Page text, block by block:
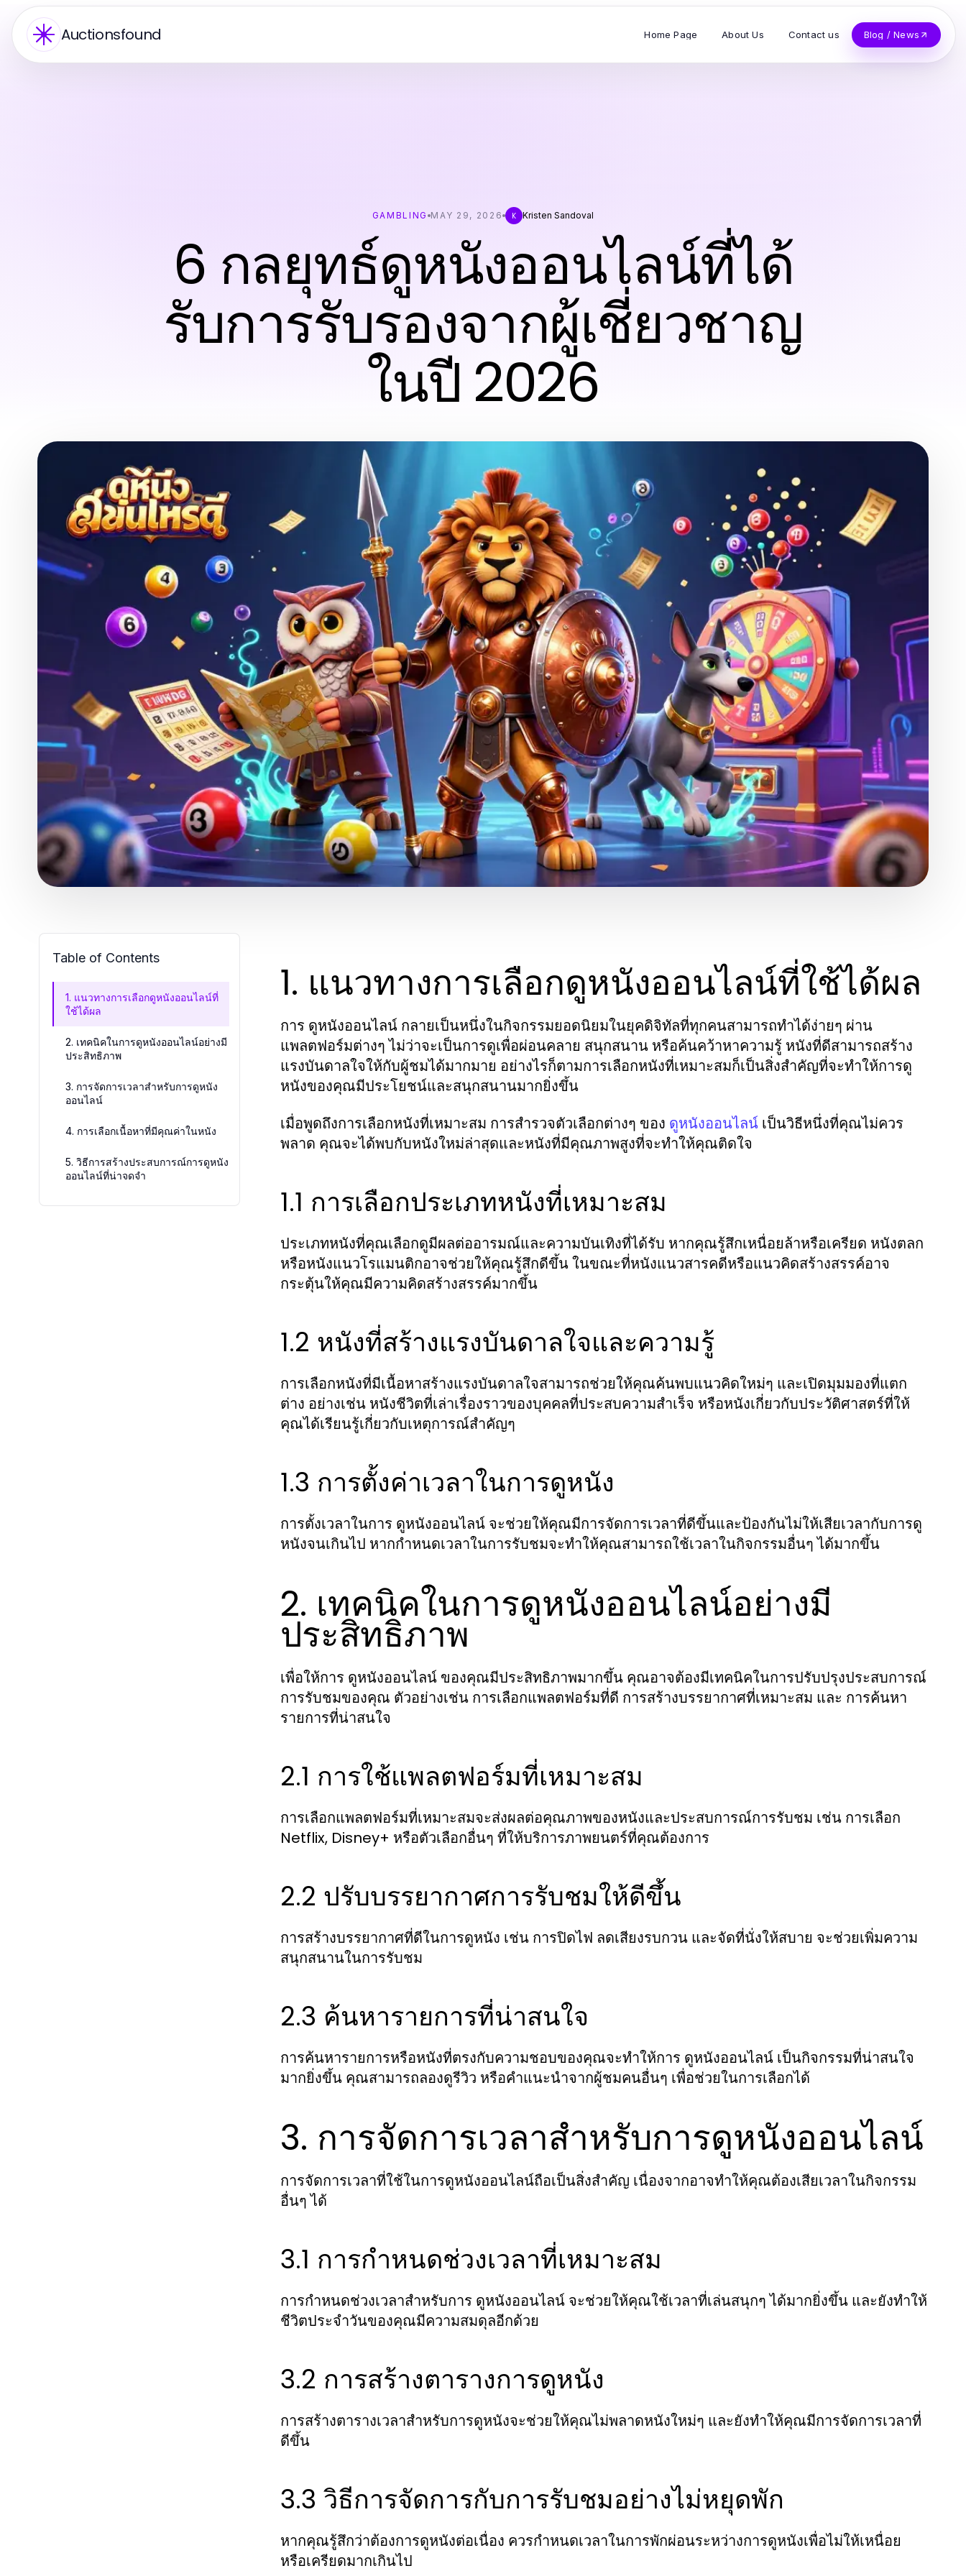
Auctionsfound Home Page About Us Contact us Blog / News
GAMBLING MAY 29, 2026 K Kristen Sandoval
6 กลยุทธ์ดูหนังออนไลน์ที่ได้
รับการรับรองจากผู้เชี่ยวชาญ
ในปี 2026
Table of Contents
1. แนวทางการเลือกดูหนังออนไลน์ที่
ใช้ได้ผล
2. เทคนิคในการดูหนังออนไลน์อย่างมี
ประสิทธิภาพ
3. การจัดการเวลาสำหรับการดูหนัง
ออนไลน์
4. การเลือกเนื้อหาที่มีคุณค่าในหนัง
5. วิธีการสร้างประสบการณ์การดูหนัง
ออนไลน์ที่น่าจดจำ
1. แนวทางการเลือกดูหนังออนไลน์ที่ใช้ได้ผล
การ ดูหนังออนไลน์ กลายเป็นหนึ่งในกิจกรรมยอดนิยมในยุคดิจิทัลที่ทุกคนสามารถทำได้ง่ายๆ ผ่าน
แพลตฟอร์มต่างๆ ไม่ว่าจะเป็นการดูเพื่อผ่อนคลาย สนุกสนาน หรือค้นคว้าหาความรู้ หนังที่ดีสามารถสร้าง
แรงบันดาลใจให้กับผู้ชมได้มากมาย อย่างไรก็ตามการเลือกหนังที่เหมาะสมก็เป็นสิ่งสำคัญที่จะทำให้การดู
หนังของคุณมีประโยชน์และสนุกสนานมากยิ่งขึ้น
เมื่อพูดถึงการเลือกหนังที่เหมาะสม การสำรวจตัวเลือกต่างๆ ของ ดูหนังออนไลน์ เป็นวิธีหนึ่งที่คุณไม่ควร
พลาด คุณจะได้พบกับหนังใหม่ล่าสุดและหนังที่มีคุณภาพสูงที่จะทำให้คุณติดใจ
1.1 การเลือกประเภทหนังที่เหมาะสม
ประเภทหนังที่คุณเลือกดูมีผลต่ออารมณ์และความบันเทิงที่ได้รับ หากคุณรู้สึกเหนื่อยล้าหรือเครียด หนังตลก
หรือหนังแนวโรแมนติกอาจช่วยให้คุณรู้สึกดีขึ้น ในขณะที่หนังแนวสารคดีหรือแนวคิดสร้างสรรค์อาจ
กระตุ้นให้คุณมีความคิดสร้างสรรค์มากขึ้น
1.2 หนังที่สร้างแรงบันดาลใจและความรู้
การเลือกหนังที่มีเนื้อหาสร้างแรงบันดาลใจสามารถช่วยให้คุณค้นพบแนวคิดใหม่ๆ และเปิดมุมมองที่แตก
ต่าง อย่างเช่น หนังชีวิตที่เล่าเรื่องราวของบุคคลที่ประสบความสำเร็จ หรือหนังเกี่ยวกับประวัติศาสตร์ที่ให้
คุณได้เรียนรู้เกี่ยวกับเหตุการณ์สำคัญๆ
1.3 การตั้งค่าเวลาในการดูหนัง
การตั้งเวลาในการ ดูหนังออนไลน์ จะช่วยให้คุณมีการจัดการเวลาที่ดีขึ้นและป้องกันไม่ให้เสียเวลากับการดู
หนังจนเกินไป หากกำหนดเวลาในการรับชมจะทำให้คุณสามารถใช้เวลาในกิจกรรมอื่นๆ ได้มากขึ้น
2. เทคนิคในการดูหนังออนไลน์อย่างมี
ประสิทธิภาพ
เพื่อให้การ ดูหนังออนไลน์ ของคุณมีประสิทธิภาพมากขึ้น คุณอาจต้องมีเทคนิคในการปรับปรุงประสบการณ์
การรับชมของคุณ ตัวอย่างเช่น การเลือกแพลตฟอร์มที่ดี การสร้างบรรยากาศที่เหมาะสม และ การค้นหา
รายการที่น่าสนใจ
2.1 การใช้แพลตฟอร์มที่เหมาะสม
การเลือกแพลตฟอร์มที่เหมาะสมจะส่งผลต่อคุณภาพของหนังและประสบการณ์การรับชม เช่น การเลือก
Netflix, Disney+ หรือตัวเลือกอื่นๆ ที่ให้บริการภาพยนตร์ที่คุณต้องการ
2.2 ปรับบรรยากาศการรับชมให้ดีขึ้น
การสร้างบรรยากาศที่ดีในการดูหนัง เช่น การปิดไฟ ลดเสียงรบกวน และจัดที่นั่งให้สบาย จะช่วยเพิ่มความ
สนุกสนานในการรับชม
2.3 ค้นหารายการที่น่าสนใจ
การค้นหารายการหรือหนังที่ตรงกับความชอบของคุณจะทำให้การ ดูหนังออนไลน์ เป็นกิจกรรมที่น่าสนใจ
มากยิ่งขึ้น คุณสามารถลองดูรีวิว หรือคำแนะนำจากผู้ชมคนอื่นๆ เพื่อช่วยในการเลือกได้
3. การจัดการเวลาสำหรับการดูหนังออนไลน์
การจัดการเวลาที่ใช้ในการดูหนังออนไลน์ถือเป็นสิ่งสำคัญ เนื่องจากอาจทำให้คุณต้องเสียเวลาในกิจกรรม
อื่นๆ ได้
3.1 การกำหนดช่วงเวลาที่เหมาะสม
การกำหนดช่วงเวลาสำหรับการ ดูหนังออนไลน์ จะช่วยให้คุณใช้เวลาที่เล่นสนุกๆ ได้มากยิ่งขึ้น และยังทำให้
ชีวิตประจำวันของคุณมีความสมดุลอีกด้วย
3.2 การสร้างตารางการดูหนัง
การสร้างตารางเวลาสำหรับการดูหนังจะช่วยให้คุณไม่พลาดหนังใหม่ๆ และยังทำให้คุณมีการจัดการเวลาที่
ดีขึ้น
3.3 วิธีการจัดการกับการรับชมอย่างไม่หยุดพัก
หากคุณรู้สึกว่าต้องการดูหนังต่อเนื่อง ควรกำหนดเวลาในการพักผ่อนระหว่างการดูหนังเพื่อไม่ให้เหนื่อย
หรือเครียดมากเกินไป